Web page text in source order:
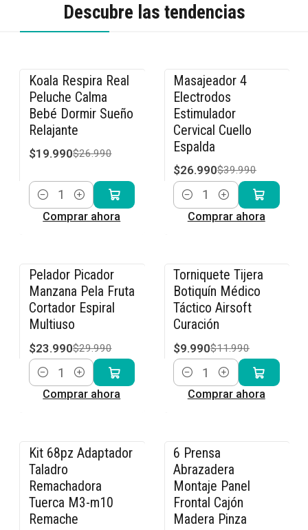
Descubre las tendencias
-26% OFF
Koala Respira Real
Peluche Calma
Bebé Dormir Sueño
Relajante
$19.990$26.990
Cantidad
Comprar ahora
-33% OFF
Masajeador 4
Electrodos
Estimulador
Cervical Cuello
Espalda
$26.990$39.990
Cantidad
Comprar ahora
-20% OFF
Pelador Picador
Manzana Pela Fruta
Cortador Espiral
Multiuso
$23.990$29.990
Cantidad
Comprar ahora
-17% OFF
Torniquete Tijera
Botiquín Médico
Táctico Airsoft
Curación
$9.990$11.990
Cantidad
Comprar ahora
-14% OFF
Kit 68pz Adaptador
Taladro
Remachadora
Tuerca M3-m10
Remache
-20% OFF
6 Prensa
Abrazadera
Montaje Panel
Frontal Cajón
Madera Pinza